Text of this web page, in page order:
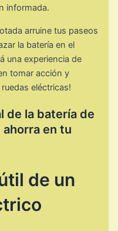
informada.
arruine tus paseos
la batería en el
una experiencia de
tomar acción y
eléctricas!
de la batería de
en tu
de un